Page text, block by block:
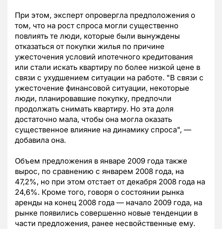
При этом, эксперт опровергла предположения о
том, что на рост спроса могли существенно
повлиять те люди, которые были вынуждены
отказаться от покупки жилья по причине
ужесточения условий ипотечного кредитования
или стали искать квартиру по более низкой цене в
связи с ухудшением ситуации на работе. "В связи с
ужесточение финансовой ситуации, некоторые
люди, планировавшие покупку, предпочли
продолжать снимать квартиру. Но эта доля
достаточно мала, чтобы она могла оказать
существенное влияние на динамику спроса", —
добавила она.
Объем предложения в январе 2009 года также
вырос, по сравнению с январем 2008 года, на
47,2%, но при этом отстает от декабря 2008 года на
24,6%. Кроме того, говоря о состоянии рынка
аренды на конец 2008 года — начало 2009 года, на
рынке появились совершенно новые тенденции в
части предложения, ранее несвойственные ему.